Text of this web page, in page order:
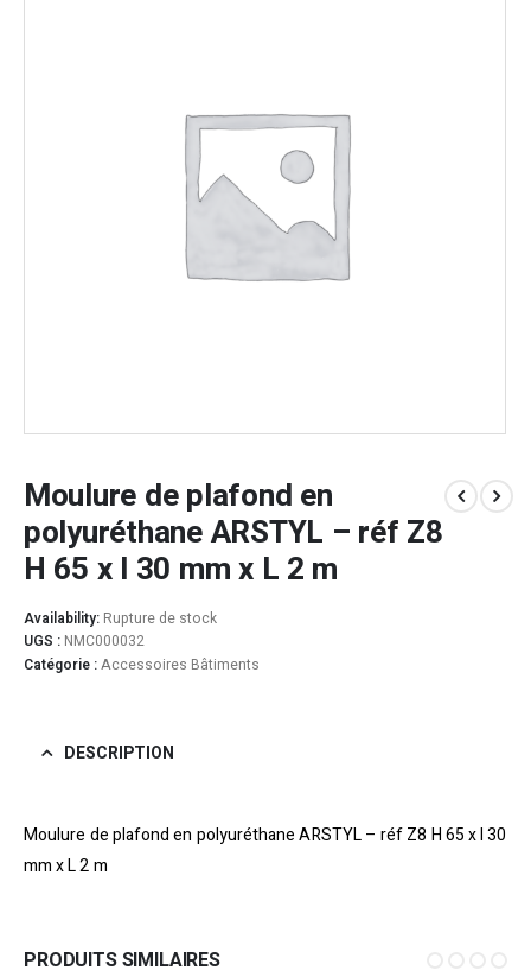
Moulure de plafond en
polyuréthane ARSTYL – réf Z8
H 65 x l 30 mm x L 2 m
Availability: Rupture de stock
UGS : NMC000032
Catégorie :Accessoires Bâtiments
DESCRIPTION
Moulure de plafond en polyuréthane ARSTYL – réf Z8 H 65 x l 30
mm x L 2 m
PRODUITS SIMILAIRES